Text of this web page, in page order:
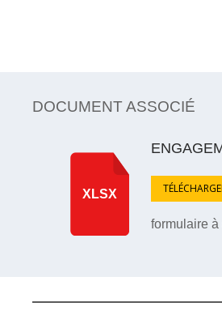
DOCUMENT ASSOCIÉ
XLSX
formulaire